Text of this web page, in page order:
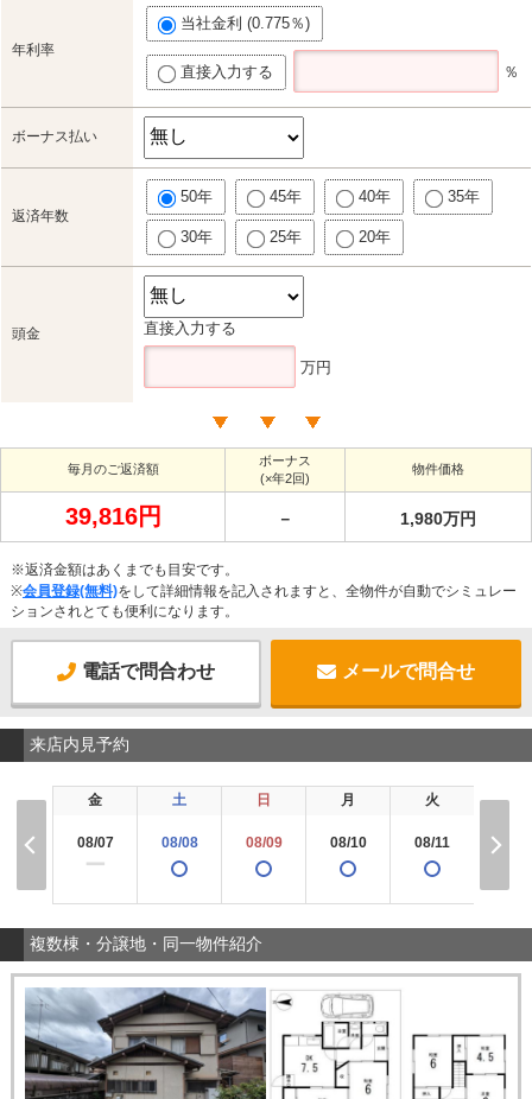
年利率
当社金利 (0.775％)
直接入力する ％
ボーナス払い
返済年数
50年 45年 40年 35年
30年 25年 20年
頭金 直接入力する
万円
毎月のご返済額
ボーナス
(×年2回)
物件価格
39,816円 － 1,980万円
※返済金額はあくまでも目安です。
※会員登録(無料)をして詳細情報を記入されますと、全物件が自動でシミュレー
ションされとても便利になります。
電話で問合わせ メールで問合せ
来店内見予約
金
08/07
ー
土
08/08
日
08/09
月
08/10
火
08/11 08/
複数棟・分譲地・同一物件紹介